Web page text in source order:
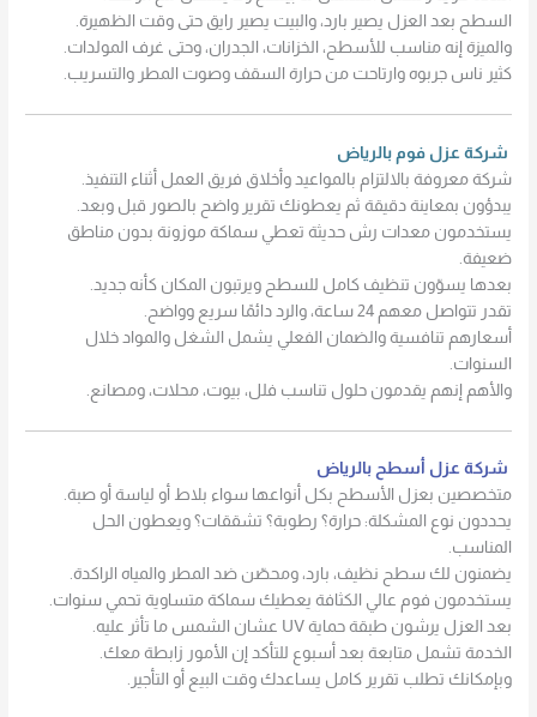
السطح بعد العزل يصير بارد، والبيت يصير رايق حتى وقت الظهيرة.
والميزة إنه مناسب للأسطح، الخزانات، الجدران، وحتى غرف المولدات.
كثير ناس جربوه وارتاحت من حرارة السقف وصوت المطر والتسريب.
شركة عزل فوم بالرياض
شركة معروفة بالالتزام بالمواعيد وأخلاق فريق العمل أثناء التنفيذ.
يبدؤون بمعاينة دقيقة ثم يعطونك تقرير واضح بالصور قبل وبعد.
يستخدمون معدات رش حديثة تعطي سماكة موزونة بدون مناطق
ضعيفة.
بعدها يسوّون تنظيف كامل للسطح ويرتبون المكان كأنه جديد.
تقدر تتواصل معهم 24 ساعة، والرد دائمًا سريع وواضح.
أسعارهم تنافسية والضمان الفعلي يشمل الشغل والمواد خلال
السنوات.
والأهم إنهم يقدمون حلول تناسب فلل، بيوت، محلات، ومصانع.
شركة عزل أسطح بالرياض
متخصصين بعزل الأسطح بكل أنواعها سواء بلاط أو لياسة أو صبة.
يحددون نوع المشكلة: حرارة؟ رطوبة؟ تشققات؟ ويعطون الحل
المناسب.
يضمنون لك سطح نظيف، بارد، ومحصّن ضد المطر والمياه الراكدة.
يستخدمون فوم عالي الكثافة يعطيك سماكة متساوية تحمي سنوات.
بعد العزل يرشون طبقة حماية UV عشان الشمس ما تأثر عليه.
الخدمة تشمل متابعة بعد أسبوع للتأكد إن الأمور زابطة معك.
وبإمكانك تطلب تقرير كامل يساعدك وقت البيع أو التأجير.